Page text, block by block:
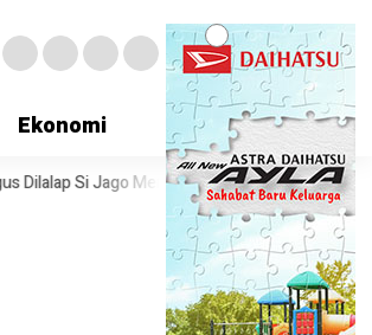
Ekonomi
Masyarakat Dapat Jadwal Ukur Tanah